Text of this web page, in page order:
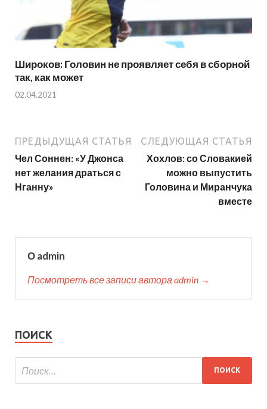
Широков: Головин не проявляет себя в сборной
так, как может
02.04.2021
ПРЕДЫДУЩАЯ СТАТЬЯ
Чел Соннен: «У Джонса
нет желания драться с
Нганну»
СЛЕДУЮЩАЯ СТАТЬЯ
Хохлов: со Словакией
можно выпустить
Головина и Миранчука
вместе
О admin
Посмотреть все записи автора admin →
ПОИСК